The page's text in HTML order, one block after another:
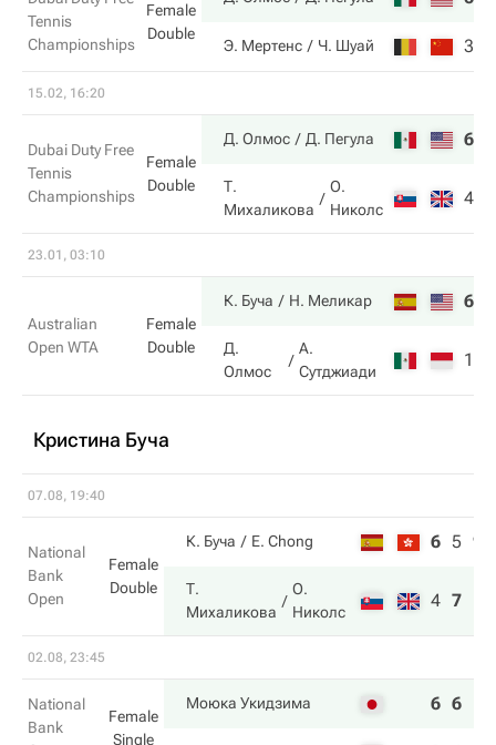
Tennis
Championships
Female
Double
Э. Мертенс Ч. Шуай 3
15.02, 16:20
Dubai Duty Free
Tennis
Championships
Female
Double
Д. Олмос Д. Пегула 6
Т.
Михаликова
О.
Николс
4
23.01, 03:10
Australian
Open WTA
Female
Double
К. Буча Н. Меликар 6
Д.
Олмос
А.
Сутджиади
1
Кристина Буча
07.08, 19:40
National
Bank
Open
Female
Double
К. Буча E. Chong 6 5 9
Т.
Михаликова
О.
Николс
4 7
02.08, 23:45
National
Bank
Female
Single
Моюка Укидзима 6 6